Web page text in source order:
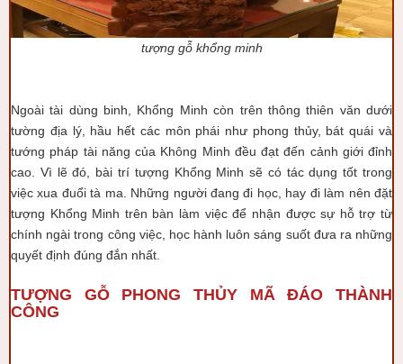
tượng gỗ khổng minh
Ngoài tài dùng binh, Khổng Minh còn trên thông thiên văn dưới
tường địa lý, hầu hết các môn phái như phong thủy, bát quái và
tướng pháp tài năng của Không Minh đều đạt đến cảnh giới đỉnh
cao. Vì lẽ đó, bài trí tượng Khổng Minh sẽ có tác dụng tốt trong
việc xua đuổi tà ma. Những người đang đi học, hay đi làm nên đặt
tượng Khổng Minh trên bàn làm việc để nhận được sự hỗ trợ từ
chính ngài trong công việc, học hành luôn sáng suốt đưa ra những
quyết định đúng đắn nhất.
TƯỢNG GỖ PHONG THỦY MÃ ĐÁO THÀNH
CÔNG